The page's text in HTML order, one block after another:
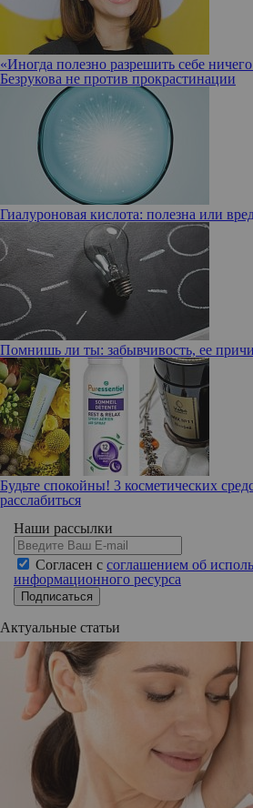
«Иногда полезно разрешить себе
Безрукова не против прокрастинации
Гиалуроновая кислота: полезна или
Помнишь ли ты: забывчивость, ее
Будьте спокойны! 3 косметических
расслабиться
Наши рассылки
Согласен с соглашением об
информационного ресурса
Подписаться
Актуальные статьи